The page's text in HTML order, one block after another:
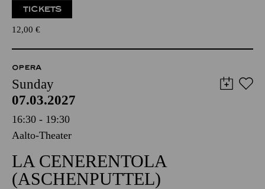
TICKETS
12,00 €
OPERA
Sunday
07.03.2027
16:30 - 19:30
Aalto-Theater
LA CENERENTOLA
(ASCHENPUTTEL)